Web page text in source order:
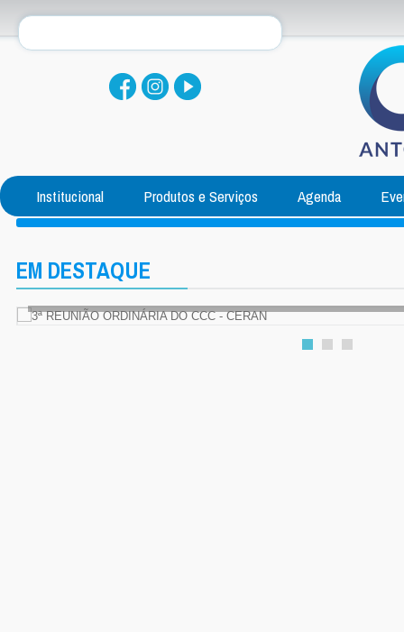
Institucional Produtos e Serviços Agenda
EM DESTAQUE
3ª REUNIÃO ORDINÁRIA DO CCC - CERAN